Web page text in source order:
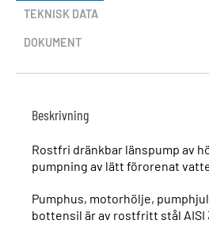
TEKNISK DATA
DOKUMENT
Beskrivning
Rostfri dränkbar länspump av
pumpning av lätt förorenat
Pumphus, motorhölje,
bottensil är av rostfritt stål AISI